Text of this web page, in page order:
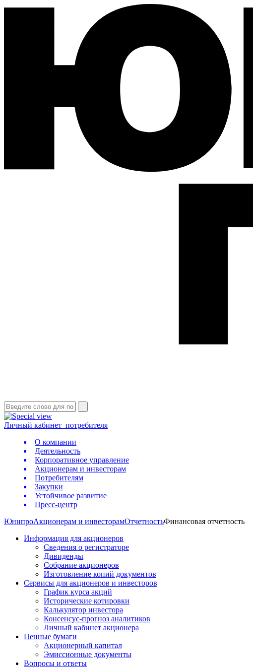
Личный кабинет потребителя
О компании
Деятельность
Корпоративное управление
Акционерам и инвесторам
Потребителям
Закупки
Устойчивое развитие
Пресс-центр
ЮнипроАкционерам и инвесторамОтчетностьФинансовая отчетность
Информация для акционеров
Сведения о регистраторе
Дивиденды
Собрание акционеров
Изготовление копий документов
Сервисы для акционеров и инвесторов
График курса акций
Исторические котировки
Калькулятор инвестора
Консенсус-прогноз аналитиков
Личный кабинет акционера
Ценные бумаги
Акционерный капитал
Эмиссионные документы
Вопросы и ответы